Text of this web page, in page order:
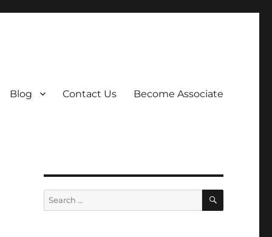
Blog Contact Us Become Associate
Search
for:
SEARCH